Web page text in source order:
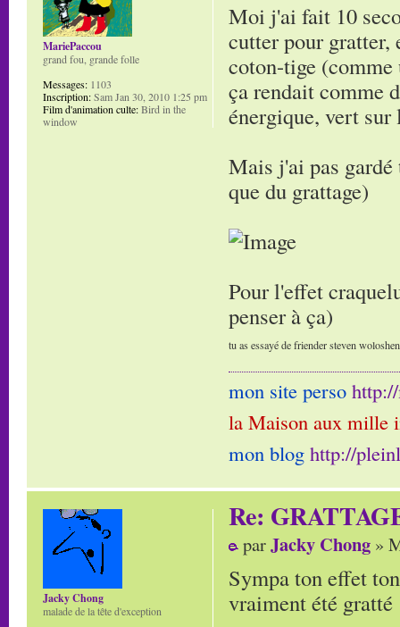
Moi j'ai fait 10
cutter pour gratter,
coton-tige
ça rendait comme
énergique, vert sur
Mais j'ai pas
que du grattage)
Pour l'effet
penser à ça)
tu as essayé de friender steven
mon site perso
la Maison aux mille
mon blog http://
MariePaccou
grand fou, grande folle
Messages: 1103
Inscription:Sam Jan 30, 2010 1:25 pm
Film d'animation culte:Bird in the
window
Re:
parJacky Chong »
Sympa ton effet
vraiment été gratté
Jacky Chong
malade de la tête d'exception